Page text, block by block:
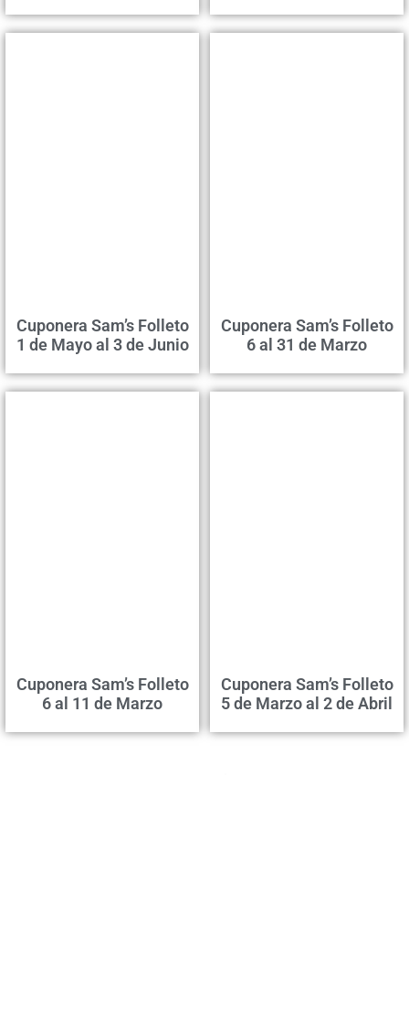
Cuponera Sam’s Folleto
1 de Mayo al 3 de Junio
Cuponera Sam’s Folleto
6 al 31 de Marzo
Cuponera Sam’s Folleto
6 al 11 de Marzo
Cuponera Sam’s Folleto
5 de Marzo al 2 de Abril